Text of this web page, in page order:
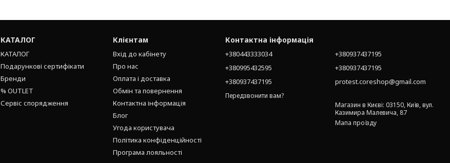
КАТАЛОГ
КАТАЛОГ
Подарункові сертифікати
Бренди
% OUTLET
Сервіс спорядження
Клієнтам
Вхід до кабінету
Про нас
Оплата і доставка
Обмін та повернення
Контактна інформація
Блог
Угода користувача
Політика конфіденційності
Програма лояльності
Контактна інформація
+380443333034
+380995432595
+380937437195
Передзвонити вам?
+380937437195
+380937437195
protest.coreshop@gmail.com
Магазин в Києві: 03150, Київ, вул.
Казимира Малевича, 87
Мапа проїзду